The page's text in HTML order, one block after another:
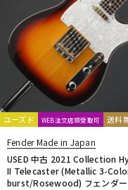
ユーズド WEB注文店頭受取可 送料
Fender Made in Japan
USED 中古 2021 Collection
II Telecaster (Metallic 3-
burst/Rosewood) フェンダー